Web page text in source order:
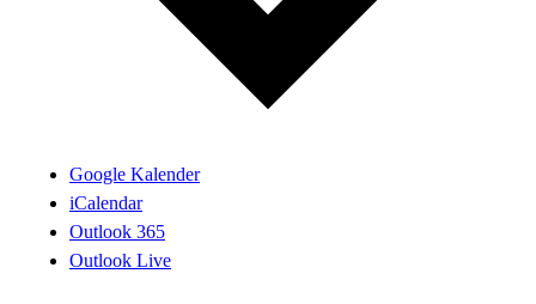
Google Kalender
iCalendar
Outlook 365
Outlook Live